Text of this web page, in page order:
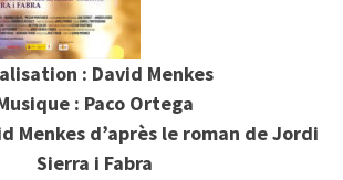
: David Menkes
: Paco Ortega
Menkes d’après le roman de Jordi
Sierra i Fabra